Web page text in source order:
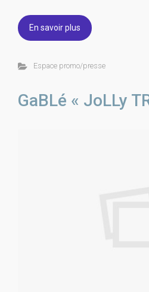
En savoir plus
Espace promo/presse
GaBLé « JoLLy